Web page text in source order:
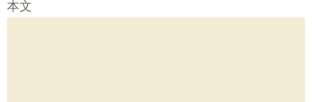
本文